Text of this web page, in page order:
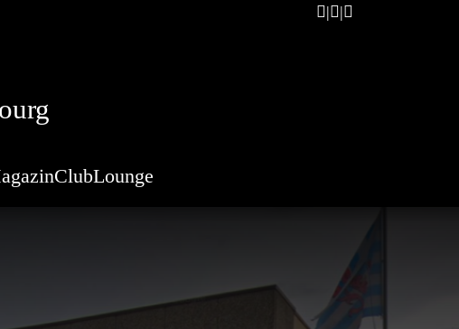
ClubLounge